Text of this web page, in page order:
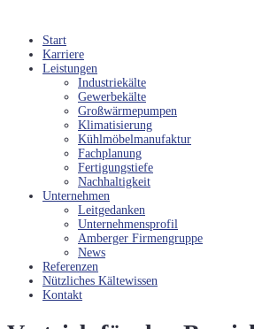
Start
Karriere
Leistungen
Industriekälte
Gewerbekälte
Großwärmepumpen
Klimatisierung
Kühlmöbelmanufaktur
Fachplanung
Fertigungstiefe
Nachhaltigkeit
Unternehmen
Leitgedanken
Unternehmensprofil
Amberger Firmengruppe
News
Referenzen
Nützliches Kältewissen
Kontakt